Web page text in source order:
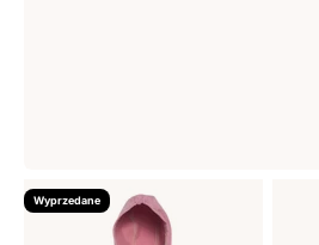
Wyprzedane